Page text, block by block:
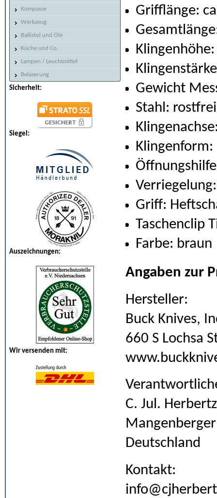
Kompasse
Werkzeug
Ballistol und Öle
Küche und Co.
Lampen / Leuchtmittel
Belaserung
Sicherheit:
Siegel:
Auszeichnungen:
Wir versenden mit:
Grifflänge:
Gewicht
Stahl:
Klingenform:
Griff:
Taschenclip
Farbe: braun
Angaben zur
Hersteller:
Buck Knives,
660 S Lochsa
C. Jul.
Deutschland
Kontakt: